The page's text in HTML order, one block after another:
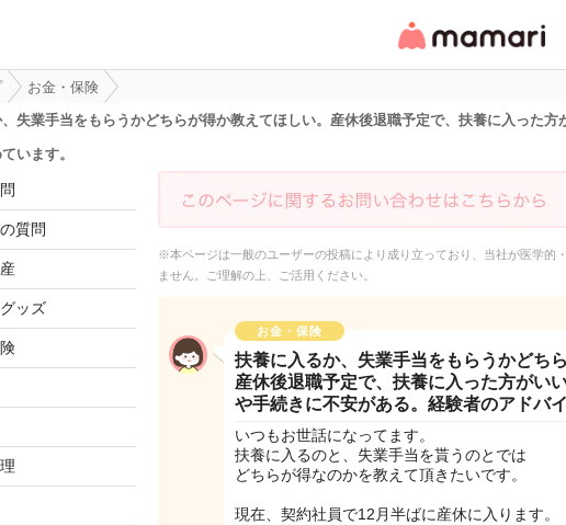
リ・情報サイト
お金・保険
失業手当をもらうかどちらが得か教えてほしい。産休後退職予定で、扶養に入った
います。
質問
ッズ
※本ページは一般のユーザーの投稿により成り立っており、当社が医学的
ません。ご理解の上、ご活用ください。
お金・保険
扶養に入るか、失業手当をもらうかどち
産休後退職予定で、扶養に入った方がい
や手続きに不安がある。経験者のアドバ
いつもお世話になってます。
扶養に入るのと、失業手当を貰うのとでは
どちらが得なのかを教えて頂きたいです。
現在、契約社員で12月半ばに産休に入ります。